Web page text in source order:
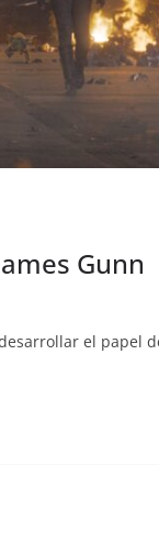
Gunn
el papel